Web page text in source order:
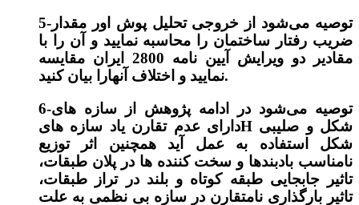
5-توصیه می‌شود از خروجی تحلیل پوش اور مقدار
ضریب رفتار ساختمان را محاسبه نمایید و آن را با
مقادیر دو ویرایش آیین نامه 2800 ایران مقایسه
نمایید و اختلاف آنهارا بیان کنید.
6-توصیه می‌شود در ادامه پژوهش از سازه های
دارای عدم تقارن یاد سازه هایH شکل و صلیبی
شکل استفاده به عمل آید همچنین اثر توزیع
نامناسب بادبندها و سخت کننده ها در پلان طبقات،
تاثیر جابجایی طبقه کوتاه و بلند در تراز طبقات،
تاثیر بارگذاری نامتقارن در سازه بی نظمی به علت